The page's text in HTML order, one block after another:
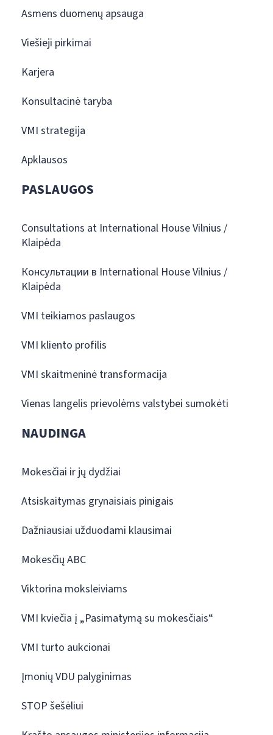
Asmens duomenų apsauga
Viešieji pirkimai
Karjera
Konsultacinė taryba
VMI strategija
Apklausos
PASLAUGOS
Consultations at International House Vilnius /
Klaipėda
Консультации в International House Vilnius /
Klaipėda
VMI teikiamos paslaugos
VMI kliento profilis
VMI skaitmeninė transformacija
Vienas langelis prievolėms valstybei sumokėti
NAUDINGA
Mokesčiai ir jų dydžiai
Atsiskaitymas grynaisiais pinigais
Dažniausiai užduodami klausimai
Mokesčių ABC
Viktorina moksleiviams
VMI kviečia į „Pasimatymą su mokesčiais“
VMI turto aukcionai
Įmonių VDU palyginimas
STOP šešėliui